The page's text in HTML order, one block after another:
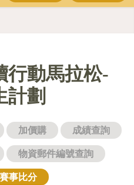
行動馬拉松-
計劃
加價購 成績查詢
物資郵件編號查詢
賽事比分